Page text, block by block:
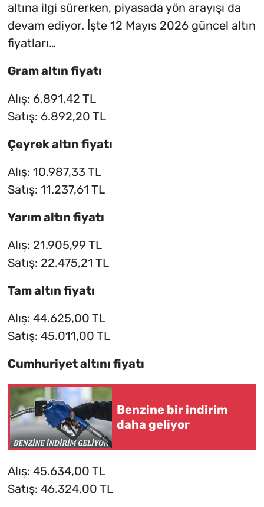
altına ilgi sürerken, piyasada yön arayışı da
devam ediyor. İşte 12 Mayıs 2026 güncel altın
fiyatları…
Gram altın fiyatı
Alış: 6.891,42 TL
Satış: 6.892,20 TL
Çeyrek altın fiyatı
Alış: 10.987,33 TL
Satış: 11.237,61 TL
Yarım altın fiyatı
Alış: 21.905,99 TL
Satış: 22.475,21 TL
Tam altın fiyatı
Alış: 44.625,00 TL
Satış: 45.011,00 TL
Cumhuriyet altını fiyatı
Benzine bir indirim
daha geliyor
Alış: 45.634,00 TL
Satış: 46.324,00 TL